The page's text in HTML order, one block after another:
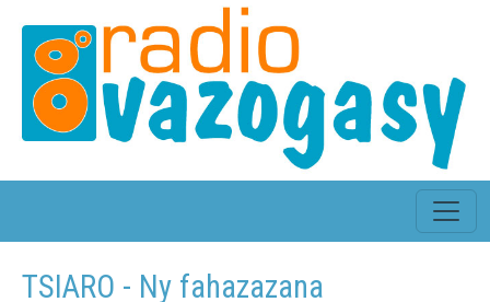
TSIARO - Ny fahazazana